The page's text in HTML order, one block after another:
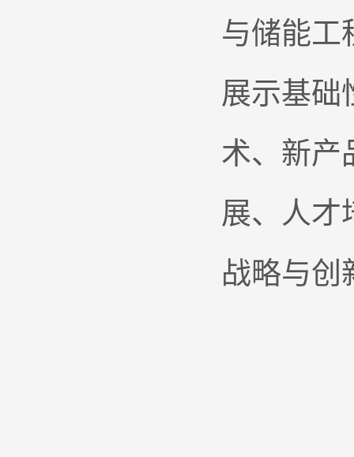
与储能工
展示基础
术、新产
展、人才
战略与创